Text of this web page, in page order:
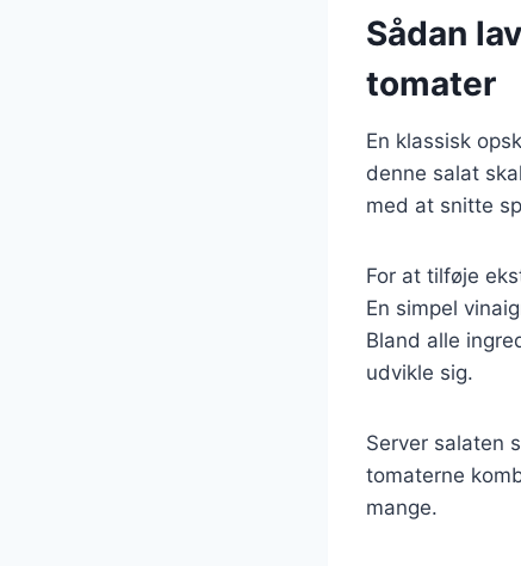
Sådan
tomater
En klassisk
denne salat
med at snitte
For at tilføje
En simpel
Bland alle
udvikle sig.
Server salaten
tomaterne
mange.